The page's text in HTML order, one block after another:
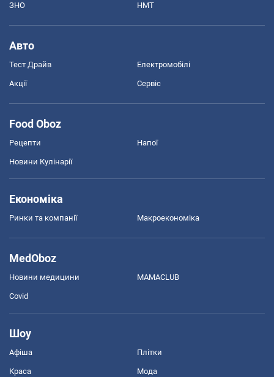
ЗНО НМТ
Авто
Тест Драйв Електромобілі
Акції Сервіс
Food Oboz
Рецепти Напої
Новини Кулінарії
Економіка
Ринки та компанії Макроекономіка
MedOboz
Новини медицини MAMACLUB
Covid
Шоу
Афіша Плітки
Краса Мода